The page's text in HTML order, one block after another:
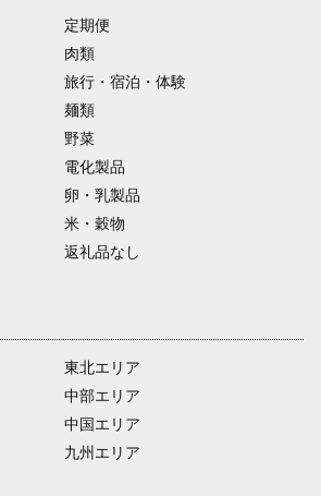
定期便
肉類
旅行・宿泊・体験
麺類
野菜
電化製品
卵・乳製品
米・穀物
返礼品なし
東北エリア
中部エリア
中国エリア
九州エリア